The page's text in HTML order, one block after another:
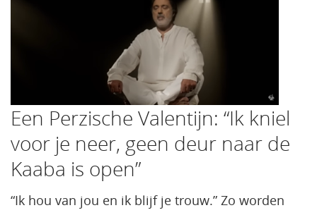
Een Perzische Valentijn: “Ik kniel
voor je neer, geen deur naar de
Kaaba is open”
“Ik hou van jou en ik blijf je trouw.” Zo worden